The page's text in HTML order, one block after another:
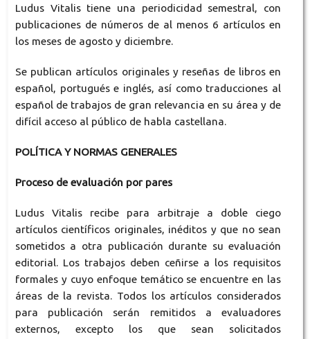
Ludus Vitalis tiene una periodicidad semestral, con
publicaciones de números de al menos 6 artículos en
los meses de agosto y diciembre.
Se publican artículos originales y reseñas de libros en
español, portugués e inglés, así como traducciones al
español de trabajos de gran relevancia en su área y de
difícil acceso al público de habla castellana.
POLÍTICA Y NORMAS GENERALES
Proceso de evaluación por pares
Ludus Vitalis recibe para arbitraje a doble ciego
artículos científicos originales, inéditos y que no sean
sometidos a otra publicación durante su evaluación
editorial. Los trabajos deben ceñirse a los requisitos
formales y cuyo enfoque temático se encuentre en las
áreas de la revista. Todos los artículos considerados
para publicación serán remitidos a evaluadores
externos, excepto los que sean solicitados